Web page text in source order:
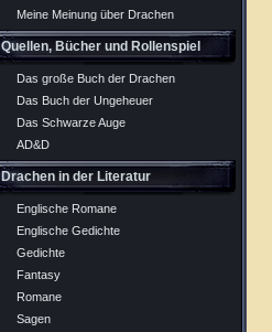
Meine Meinung über Drachen
Quellen, Bücher und Rollenspiel
Das große Buch der Drachen
Das Buch der Ungeheuer
Das Schwarze Auge
AD&D
Drachen in der Literatur
Englische Romane
Englische Gedichte
Gedichte
Fantasy
Romane
Sagen